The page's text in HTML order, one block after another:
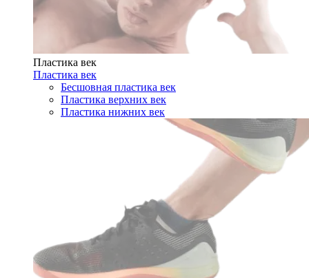
Пластика век
Пластика век
Бесшовная пластика век
Пластика верхних век
Пластика нижних век